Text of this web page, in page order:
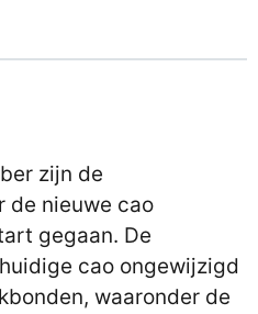
zijn de
de nieuwe cao
gegaan. De
cao ongewijzigd
waaronder de